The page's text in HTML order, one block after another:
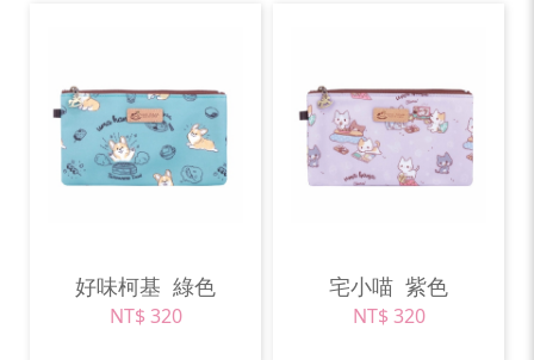
好味柯基 綠色
NT$ 320
宅小喵 紫色
NT$ 320